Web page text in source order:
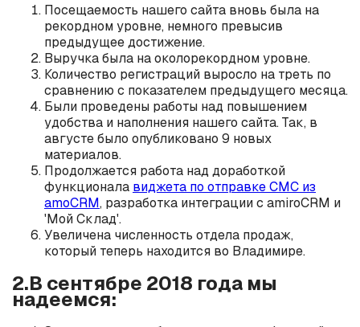
Посещаемость нашего сайта вновь была на
рекордном уровне, немного превысив
предыдущее достижение.
Выручка была на околорекордном уровне.
Количество регистраций выросло на треть по
сравнению с показателем предыдущего месяца.
Были проведены работы над повышением
удобства и наполнения нашего сайта. Так, в
августе было опубликовано 9 новых
материалов.
Продолжается работа над доработкой
функционала виджета по отправке СМС из
amoCRM, разработка интеграции с amiroCRM и
'Мой Склад'.
Увеличена численность отдела продаж,
который теперь находится во Владимире.
2.В сентябре 2018 года мы
надеемся: